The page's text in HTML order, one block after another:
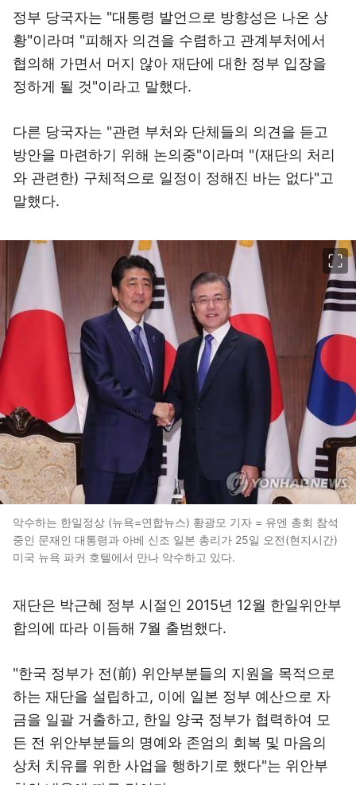
정부 당국자는 "대통령 발언으로 방향성은 나온 상
황"이라며 "피해자 의견을 수렴하고 관계부처에서
협의해 가면서 머지 않아 재단에 대한 정부 입장을
정하게 될 것"이라고 말했다.
다른 당국자는 "관련 부처와 단체들의 의견을 듣고
방안을 마련하기 위해 논의중"이라며 "(재단의 처리
와 관련한) 구체적으로 일정이 정해진 바는 없다"고
말했다.
악수하는 한일정상 (뉴욕=연합뉴스) 황광모 기자 = 유엔 총회 참석
중인 문재인 대통령과 아베 신조 일본 총리가 25일 오전(현지시간)
미국 뉴욕 파커 호텔에서 만나 악수하고 있다.
재단은 박근혜 정부 시절인 2015년 12월 한일위안부
합의에 따라 이듬해 7월 출범했다.
"한국 정부가 전(前) 위안부분들의 지원을 목적으로
하는 재단을 설립하고, 이에 일본 정부 예산으로 자
금을 일괄 거출하고, 한일 양국 정부가 협력하여 모
든 전 위안부분들의 명예와 존엄의 회복 및 마음의
상처 치유를 위한 사업을 행하기로 했다"는 위안부